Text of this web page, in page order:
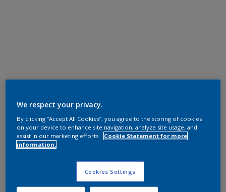
We respect your privacy.
By clicking “Accept All Cookies”, you agree to the storing of cookies
on your device to enhance site navigation, analyze site usage, and
assist in our marketing efforts.
Cookie Statement for more
information.
Cookies Settings